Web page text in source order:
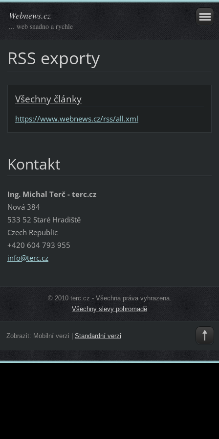
Webnews.cz
... web snadno a rychle
RSS exporty
Všechny články
https://www.webnews.cz/rss/all.xml
Kontakt
Ing. Michal Terč - terc.cz
Nová 384
533 52 Staré Hradiště
Czech Republic
+420 604 793 955
info@terc.cz
© 2010 terc.cz - Všechna práva vyhrazena.
Všechny slevy pohromadě
Zobrazit: Mobilní verzi Standardní verzi